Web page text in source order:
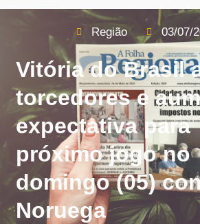
Região 03/07/
Vitória do Brasil
torcedores e
expectativa para
próximo jogo no
domingo (05)
Noruega